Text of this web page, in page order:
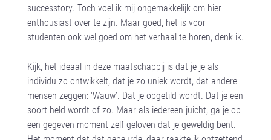
successtory. Toch voel ik mij ongemakkelijk om hier
enthousiast over te zijn. Maar goed, het is voor
studenten ook wel goed om het verhaal te horen, denk ik.
Kijk, het ideaal in deze maatschappij is dat je je als
individu zo ontwikkelt, dat je zo uniek wordt, dat andere
mensen zeggen: ‘Wauw’. Dat je opgetild wordt. Dat je een
soort held wordt of zo. Maar als iedereen juicht, ga je op
een gegeven moment zelf geloven dat je geweldig bent.